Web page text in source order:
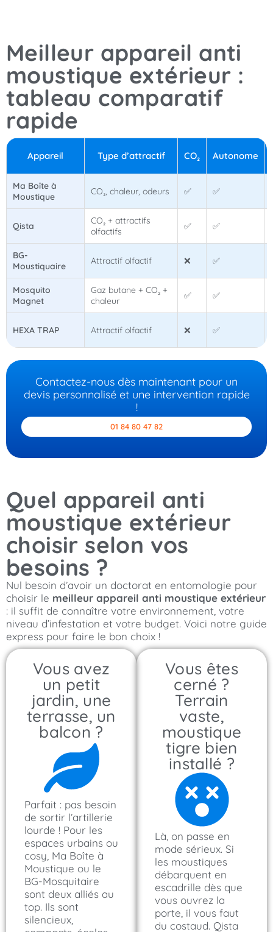
Meilleur appareil anti
moustique extérieur :
tableau comparatif
rapide
Appareil Type d’attractif CO₂ Autonome
Ma Boîte à
Moustique
CO₂, chaleur, odeurs ✅ ✅
Qista
CO₂ + attractifs
olfactifs
✅ ✅
BG-
Moustiquaire
Attractif olfactif ❌ ✅
Mosquito
Magnet
Gaz butane + CO₂ +
chaleur
✅ ✅
HEXA TRAP Attractif olfactif ❌ ✅
Contactez-nous dès maintenant pour un
devis personnalisé et une intervention rapide
!
01 84 80 47 82
Quel appareil anti
moustique extérieur
choisir selon vos
besoins ?
Nul besoin d’avoir un doctorat en entomologie pour
choisir le meilleur appareil anti moustique extérieur
: il suffit de connaître votre environnement, votre
niveau d’infestation et votre budget. Voici notre guide
express pour faire le bon choix !
Vous avez
un petit
jardin, une
terrasse, un
balcon ?
Parfait : pas besoin
de sortir l’artillerie
lourde ! Pour les
espaces urbains ou
cosy, Ma Boîte à
Moustique ou le
BG-Mosquitaire
sont deux alliés au
top. Ils sont
silencieux,
Vous êtes
cerné ?
Terrain
vaste,
moustique
tigre bien
installé ?
Là, on passe en
mode sérieux. Si
les moustiques
débarquent en
escadrille dès que
vous ouvrez la
porte, il vous faut
du costaud. Qista